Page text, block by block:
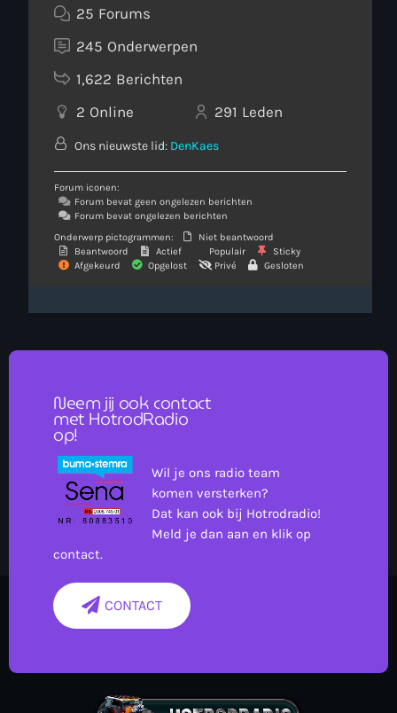
25 Forums
245 Onderwerpen
1,622 Berichten
2 Online 291 Leden
Ons nieuwste lid: DenKaes
Forum iconen:
Forum bevat geen ongelezen berichten
Forum bevat ongelezen berichten
Onderwerp pictogrammen:
Niet beantwoord
Beantwoord
Actief Populair
Sticky
Afgekeurd
Opgelost Privé Gesloten
Neem jij ook contact
met HotrodRadio
op!
Wil je ons radio team
komen versterken?
Dat kan ook bij Hotrodradio!
Meld je dan aan en klik op
contact.
CONTACT